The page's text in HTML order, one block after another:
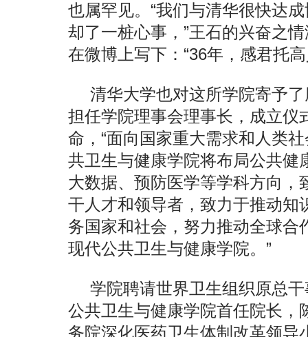
也属罕见。“我们与清华很快达
却了一桩心事，”王石的兴奋之
在微博上写下：“36年，感君托
清华大学也对这所学院寄予
担任学院理事会理事长，成立仪
命，“面向国家重大需求和人类
共卫生与健康学院将布局公共健
大数据、预防医学等学科方向，
干人才和领导者，致力于推动知
务国家和社会，努力推动全球合
现代公共卫生与健康学院。”
学院聘请世界卫生组织原总
公共卫生与健康学院首任院长，
务院深化医药卫生体制改革领导